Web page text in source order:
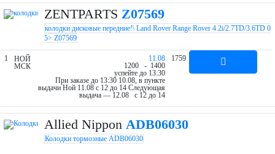
ZENTPARTS Z07569
колодки дисковые передние!\ Land Rover Range Rover 4.2i/2.7TD/3.6TD 0
5> Z07569
1
НОЙ
МСК
11.08
1200 - 1400
успейте до 13:30
При заказе до 13:30 10.08, в пункте
выдачи Ной 11.08 c 12 до 14 Следующая
выдача — 12.08 c 12 до 14
1759
Allied Nippon ADB06030
Колодки тормозные ADB06030